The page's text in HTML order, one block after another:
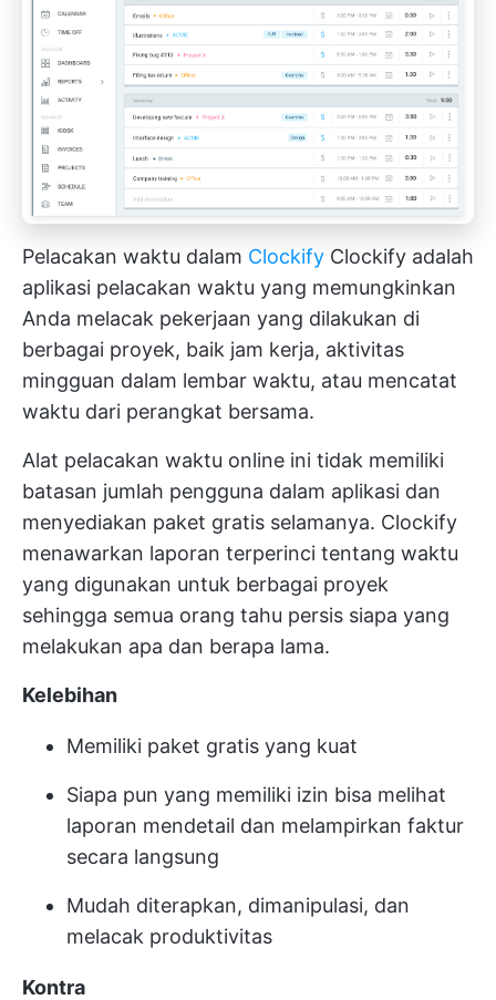
Pelacakan waktu dalam Clockify Clockify adalah
aplikasi pelacakan waktu yang memungkinkan
Anda melacak pekerjaan yang dilakukan di
berbagai proyek, baik jam kerja, aktivitas
mingguan dalam lembar waktu, atau mencatat
waktu dari perangkat bersama.
Alat pelacakan waktu online ini tidak memiliki
batasan jumlah pengguna dalam aplikasi dan
menyediakan paket gratis selamanya. Clockify
menawarkan laporan terperinci tentang waktu
yang digunakan untuk berbagai proyek
sehingga semua orang tahu persis siapa yang
melakukan apa dan berapa lama.
Kelebihan
Memiliki paket gratis yang kuat
Siapa pun yang memiliki izin bisa melihat
laporan mendetail dan melampirkan faktur
secara langsung
Mudah diterapkan, dimanipulasi, dan
melacak produktivitas
Kontra